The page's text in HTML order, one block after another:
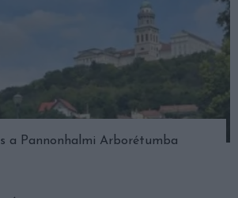
a Pannonhalmi Arborétumba